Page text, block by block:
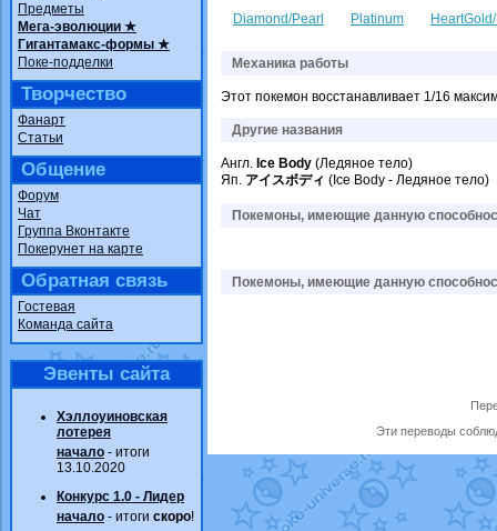
Предметы
Мега-эволюции ★
Гигантамакс-формы ★
Поке-подделки
Творчество
Фанарт
Статьи
Общение
Форум
Чат
Группа Вконтакте
Покерунет на карте
Обратная связь
Гостевая
Команда сайта
Эвенты сайта
Хэллоуиновская
лотерея
начало - итоги
13.10.2020
Конкурс 1.0 - Лидер
начало - итоги скоро!
Diamond/Pearl Platinum
Механика работы
Этот покемон восстанавливает 1/16
Другие названия
Англ. Ice Body (Ледяное тело)
Яп. アイスボディ (Ice Body - Ледяное тело)
Покемоны, имеющие данную
Покемоны, имеющие данную
Эти переводы